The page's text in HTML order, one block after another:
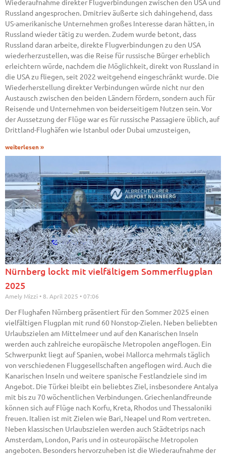
Wiederaufnahme direkter Flugverbindungen zwischen den USA und
Russland angesprochen. Dmitriev äußerte sich dahingehend, dass
US-amerikanische Unternehmen großes Interesse daran hätten, in
Russland wieder tätig zu werden. Zudem wurde betont, dass
Russland daran arbeite, direkte Flugverbindungen zu den USA
wiederherzustellen, was die Reise für russische Bürger erheblich
erleichtern würde, nachdem die Möglichkeit, direkt von Russland in
die USA zu fliegen, seit 2022 weitgehend eingeschränkt wurde. Die
Wiederherstellung direkter Verbindungen würde nicht nur den
Austausch zwischen den beiden Ländern fördern, sondern auch für
Reisende und Unternehmen von beiderseitigem Nutzen sein. Vor
der Aussetzung der Flüge war es für russische Passagiere üblich, auf
Drittland-Flughäfen wie Istanbul oder Dubai umzusteigen,
weiterlesen »
Nürnberg lockt mit vielfältigem Sommerflugplan
2025
Amely Mizzi 8. April 2025 07:06
Der Flughafen Nürnberg präsentiert für den Sommer 2025 einen
vielfältigen Flugplan mit rund 60 Nonstop-Zielen. Neben beliebten
Urlaubszielen am Mittelmeer und auf den Kanarischen Inseln
werden auch zahlreiche europäische Metropolen angeflogen. Ein
Schwerpunkt liegt auf Spanien, wobei Mallorca mehrmals täglich
von verschiedenen Fluggesellschaften angeflogen wird. Auch die
Kanarischen Inseln und weitere spanische Festlandziele sind im
Angebot. Die Türkei bleibt ein beliebtes Ziel, insbesondere Antalya
mit bis zu 70 wöchentlichen Verbindungen. Griechenlandfreunde
können sich auf Flüge nach Korfu, Kreta, Rhodos und Thessaloniki
freuen. Italien ist mit Zielen wie Bari, Neapel und Rom vertreten.
Neben klassischen Urlaubszielen werden auch Städtetrips nach
Amsterdam, London, Paris und in osteuropäische Metropolen
angeboten. Besonders hervorzuheben ist die Wiederaufnahme der